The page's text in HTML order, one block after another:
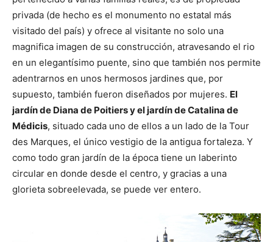
privada (de hecho es el monumento no estatal más
visitado del país) y ofrece al visitante no solo una
magnifica imagen de su construcción, atravesando el rio
en un elegantísimo puente, sino que también nos permite
adentrarnos en unos hermosos jardines que, por
supuesto, también fueron diseñados por mujeres. El
jardín de Diana de Poitiers y el jardín de Catalina de
Médicis, situado cada uno de ellos a un lado de la Tour
des Marques, el único vestigio de la antigua fortaleza. Y
como todo gran jardín de la época tiene un laberinto
circular en donde desde el centro, y gracias a una
glorieta sobreelevada, se puede ver entero.